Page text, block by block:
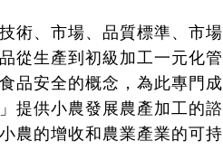
術、市場、品質標準、市
從生產到初級加工一元化
品安全的概念，為此專門成
提供小農發展農產加工的
農的增收和農業產業的可